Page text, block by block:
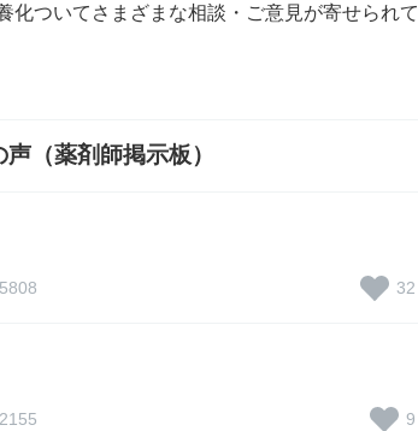
化ついてさまざまな相談・ご意見が寄せられて
（薬剤師掲示板）
5808 32
2155 9